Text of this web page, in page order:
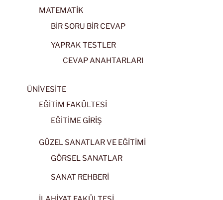
MATEMATİK
BİR SORU BİR CEVAP
YAPRAK TESTLER
CEVAP ANAHTARLARI
ÜNİVESİTE
EĞİTİM FAKÜLTESİ
EĞİTİME GİRİŞ
GÜZEL SANATLAR VE EĞİTİMİ
GÖRSEL SANATLAR
SANAT REHBERİ